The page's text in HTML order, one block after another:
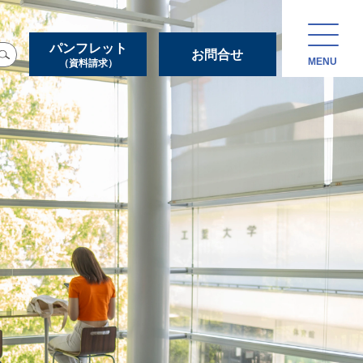
パンフレット
（資料請求）
お問合せ
MENU